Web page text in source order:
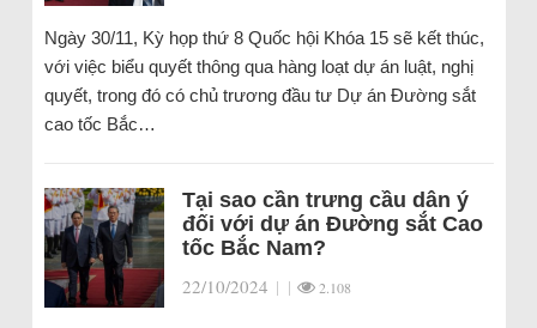
Ngày 30/11, Kỳ họp thứ 8 Quốc hội Khóa 15 sẽ kết thúc,
với việc biểu quyết thông qua hàng loạt dự án luật, nghị
quyết, trong đó có chủ trương đầu tư Dự án Đường sắt
cao tốc Bắc…
Tại sao cần trưng cầu dân ý
đối với dự án Đường sắt Cao
tốc Bắc Nam?
22/10/2024 | | 2.108